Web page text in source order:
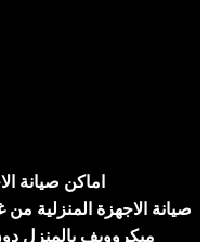
اماكن صيانة
صيانة الاجهزة المنزلية
ميكروويف بالمنزل